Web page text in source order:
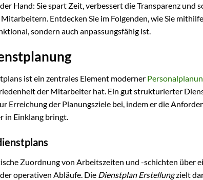
Hand: Sie spart Zeit, verbessert die Transparenz und
Entdecken Sie im Folgenden, wie Sie
sondern auch anpassungsfähig ist.
ist ein zentrales Element moderner
der Mitarbeiter hat. Ein gut strukturierter
Erreichung der Planungsziele bei, indem er die
in Einklang bringt.
Zuordnung von Arbeitszeiten und -schichten über
operativen Abläufe. Die Dienstplan Erstellungzielt